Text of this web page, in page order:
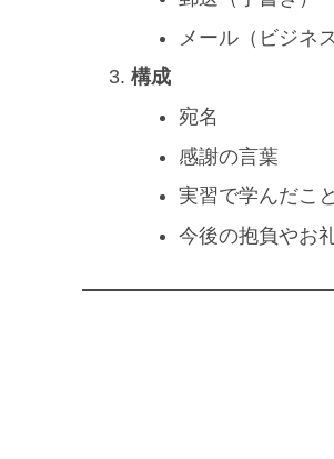
メール（ビジネ
構成
宛名
感謝の言葉
実習で学んだこ
今後の抱負やお